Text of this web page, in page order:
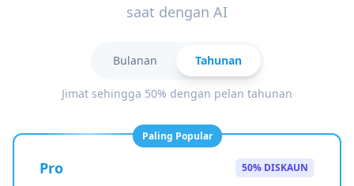
saat dengan AI
Bulanan Tahunan
Jimat sehingga 50% dengan pelan tahunan
Paling Popular
Pro 50% DISKAUN